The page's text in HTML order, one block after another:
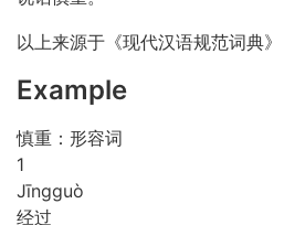
以上来源于《现代汉语规范词典》
Example
慎重：形容词
1
Jīngguò
经过